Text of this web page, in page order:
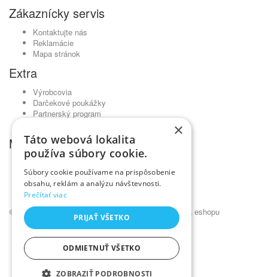
Zákaznícky servis
Kontaktujte nás
Reklamácie
Mapa stránok
Extra
Výrobcovia
Darčekové poukážky
Partnerský program
Môj účet
História objednávok
Obľúbené produkty
Novinky
© Kadernícky veľkoobchod •
NajReklama.sk - tvorba eshopu
×
Táto webová lokalita
používa súbory cookie.
Súbory cookie používame na prispôsobenie
obsahu, reklám a analýzu návštevnosti.
Prečítať viac
PRIJAŤ VŠETKO
ODMIETNUŤ VŠETKO
ZOBRAZIŤ PODROBNOSTI